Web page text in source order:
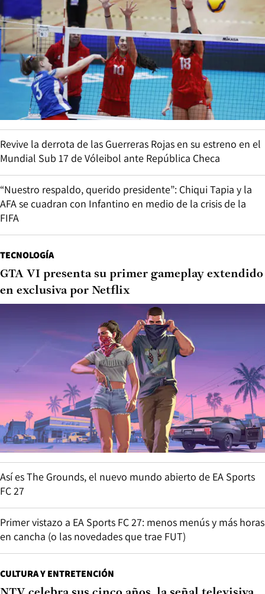
Revive la derrota de las Guerreras Rojas en su estreno en el
Mundial Sub 17 de Vóleibol ante República Checa
“Nuestro respaldo, querido presidente”: Chiqui Tapia y la
AFA se cuadran con Infantino en medio de la crisis de la
FIFA
TECNOLOGÍA
GTA VI presenta su primer gameplay extendido
en exclusiva por Netflix
Así es The Grounds, el nuevo mundo abierto de EA Sports
FC 27
Primer vistazo a EA Sports FC 27: menos menús y más horas
en cancha (o las novedades que trae FUT)
CULTURA Y ENTRETENCIÓN